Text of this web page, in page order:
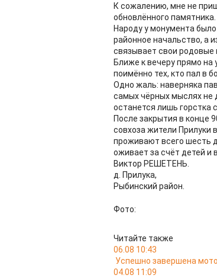
К сожалению, мне не
обновлённого
Народу у монумента было
районное начальство, а
связывает свои родовые
Ближе к вечеру прямо на
поимённо тех, кто пал в
Одно жаль: наверняка
самых чёрных мыслях не
останется лишь горстка
После закрытия в конце
совхоза жители Прилуки
проживают всего шесть
оживает за счёт детей и
Виктор РЕШЕТЕНЬ.
д. Прилука,
Рыбинский район.
Фото:
Читайте также
06.08 10:43
Успешно завершена
04.08 11:09